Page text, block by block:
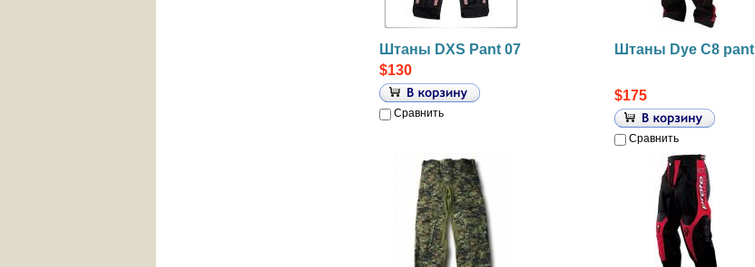
Штаны DXS Pant 07
$130
Сравнить
Штаны Dye C8 pant
$175
Сравнить